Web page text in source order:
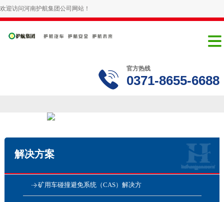
欢迎访问河南护航集团公司网站！
官方热线
0371-8655-6688
解决方案
矿用车碰撞避免系统（CAS）解决方